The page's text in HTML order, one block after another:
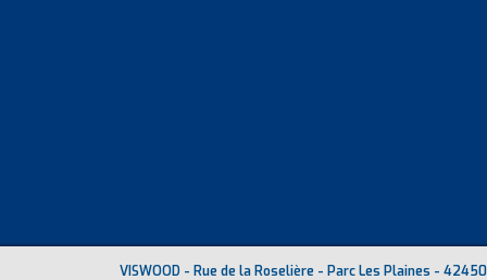
VISWOOD - Rue de la Roselière - Parc Les Plaines -